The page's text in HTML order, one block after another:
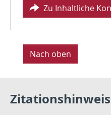
Zu Inhaltliche
Nach oben
Zitationshinweis